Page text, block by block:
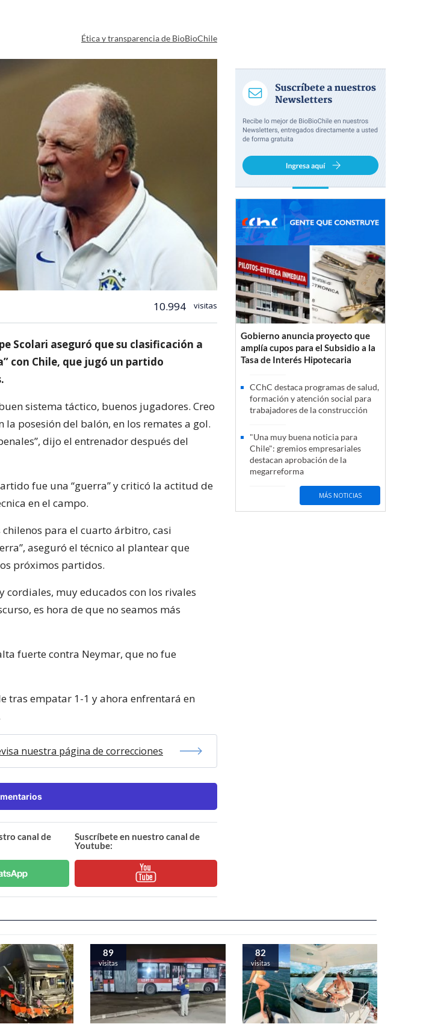
Ética y transparencia de BioBioChile
10.994 visitas
Scolari aseguró que su clasificación a
con Chile, que jugó un partido
sistema táctico, buenos jugadores. Creo
posesión del balón, en los remates a gol.
dijo el entrenador después del
fue una “guerra” y criticó la actitud de
en el campo.
chilenos para el cuarto árbitro, casi
aseguró el técnico al plantear que
próximos partidos.
cordiales, muy educados con los rivales
es hora de que no seamos más
fuerte contra Neymar, que no fue
tras empatar 1-1 y ahora enfrentará en
nuestra página de correcciones
canal de
Suscríbete en nuestro canal de
Youtube:
Gobierno anuncia proyecto que
amplía cupos para el Subsidio a la
Tasa de Interés Hipotecaria
CChC destaca programas de salud,
formación y atención social para
trabajadores de la construcción
"Una muy buena noticia para
Chile": gremios empresariales
destacan aprobación de la
megarreforma
MÁS NOTICIAS
89
visitas
82
visitas